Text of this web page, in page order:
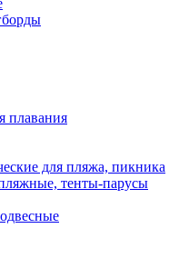
плавания
для пляжа, пикника
тенты-парусы